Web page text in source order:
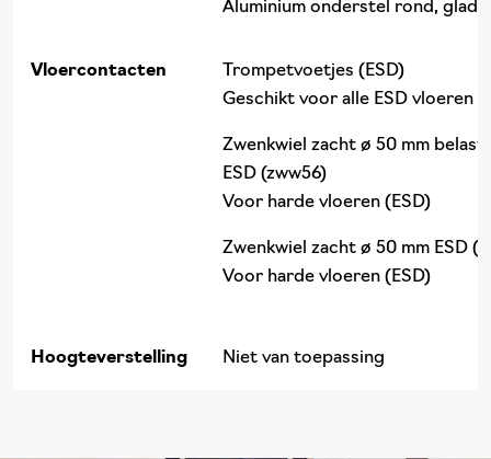
Aluminium onderstel rond, glad
Vloercontacten
Trompetvoetjes (ESD)
Geschikt voor alle ESD vloeren
Zwenkwiel zacht ø 50 mm belast
ESD (zww56)
Voor harde vloeren (ESD)
Zwenkwiel zacht ø 50 mm ESD
Voor harde vloeren (ESD)
Hoogteverstelling Niet van toepassing